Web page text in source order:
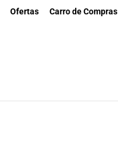
Ofertas Carro de Compras